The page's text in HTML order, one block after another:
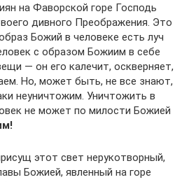
на Фаворской горе Господь
дивного Преображения. Это
Божий в человеке есть луч
с образом Божиим в себе
— он его калечит, оскверняет,
Но, может быть, не все знают,
неуничтожим. Уничтожить в
не может по милости Божией
этот свет нерукотворный,
Божией, явленный на горе